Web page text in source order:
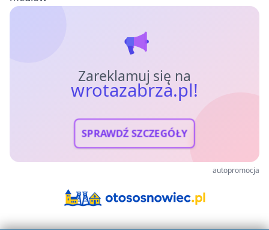
Zareklamuj się na
wrotazabrza.pl!
SPRAWDŹ SZCZEGÓŁY
autopromocja